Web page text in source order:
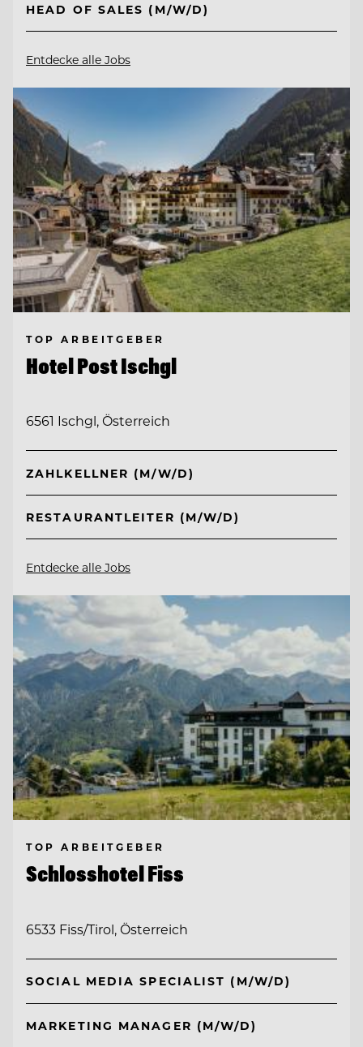
HEAD OF SALES (M/W/D)
Entdecke alle Jobs
TOP ARBEITGEBER
Hotel Post Ischgl
6561 Ischgl, Österreich
ZAHLKELLNER (M/W/D)
RESTAURANTLEITER (M/W/D)
Entdecke alle Jobs
TOP ARBEITGEBER
Schlosshotel Fiss
6533 Fiss/Tirol, Österreich
SOCIAL MEDIA SPECIALIST (M/W/D)
MARKETING MANAGER (M/W/D)